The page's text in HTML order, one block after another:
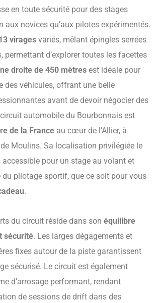
en toute sécurité pour des stages
aux novices qu’aux pilotes expérimentés.
virages variés, mêlant épingles serrées
permettant d’explorer toutes les facettes
droite de 450 mètres est idéale pour
des véhicules, offrant une belle
avant de devoir négocier des
circuit automobile du Bourbonnais est
de la France au cœur de l’Allier, à
Moulins. Sa localisation privilégiée le
accessible pour un stage au volant et
du pilotage sportif, que ce soit pour vous
.
du circuit réside dans son équilibre
sécurité. Les larges dégagements et
fixes autour de la piste garantissent
sécurisé. Le circuit est également
d’arrosage performant, rendant
de sessions de drift dans des